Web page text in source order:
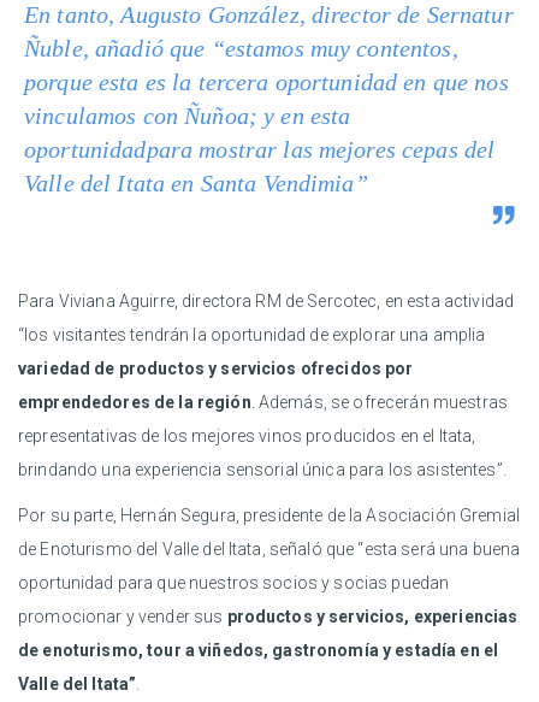
En tanto, Augusto González, director de Sernatur
Ñuble, añadió que “estamos muy contentos,
porque esta es la tercera oportunidad en que nos
vinculamos con Ñuñoa; y en esta
oportunidadpara mostrar las mejores cepas del
Valle del Itata en Santa Vendimia”
Para Viviana Aguirre, directora RM de Sercotec, en esta actividad
“los visitantes tendrán la oportunidad de explorar una amplia
variedad de productos y servicios ofrecidos por
emprendedores de la región . Además, se ofrecerán muestras
representativas de los mejores vinos producidos en el Itata,
brindando una experiencia sensorial única para los asistentes”.
Por su parte, Hernán Segura, presidente de la Asociación Gremial
de Enoturismo del Valle del Itata, señaló que “esta será una buena
oportunidad para que nuestros socios y socias puedan
promocionar y vender sus productos y servicios, experiencias
de enoturismo, tour a viñedos, gastronomía y estadía en el
Valle del Itata”